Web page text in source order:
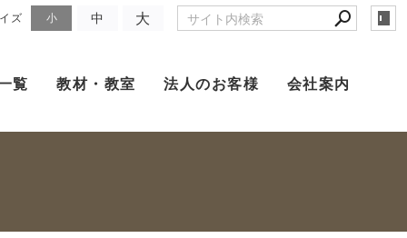
ズ 小 中 大
覧 教材・教室 法人のお客様 会社案内